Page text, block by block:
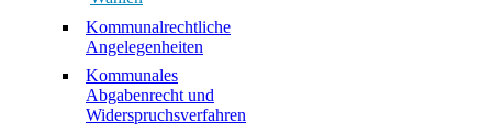
Kommunalrechtliche
Angelegenheiten
Kommunales
Abgabenrecht und
Widerspruchsverfahren